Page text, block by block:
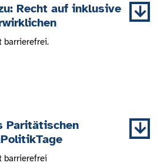
Recht auf inklusive
barrierefrei.
Paritätischen
barrierefrei